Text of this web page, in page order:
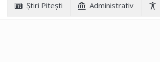
Ştiri Piteşti Administrativ